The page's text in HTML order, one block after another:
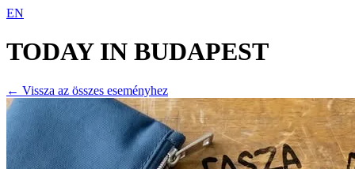
EN
TODAY IN BUDAPEST
← Vissza az összes eseményhez